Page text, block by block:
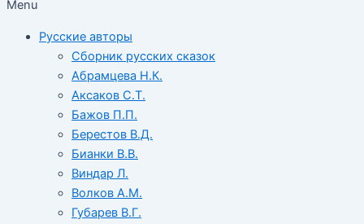
Menu
Русские авторы
Сборник русских сказок
Абрамцева Н.К.
Аксаков С.Т.
Бажов П.П.
Берестов В.Д.
Бианки В.В.
Виндар Л.
Волков А.М.
Губарев В.Г.